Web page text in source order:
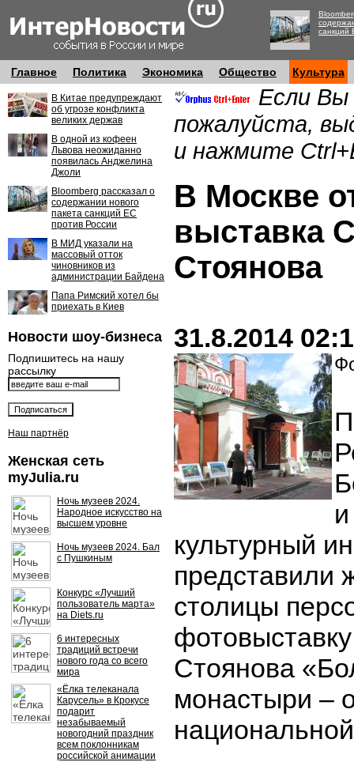
санкций
Главное Политика Экономика Общество Культура
В Китае предупреждают
об угрозе конфликта
великих держав
В одной из кофеен
Львова неожиданно
появилась Анджелина
Джоли
Bloomberg рассказал о
содержании нового
пакета санкций ЕС
против России
В МИД указали на
массовый отток
чиновников из
администрации Байдена
Папа Римский хотел бы
приехать в Киев
Новости шоу-бизнеса
Подпишитесь на нашу
рассылку
Наш партнёр
Женская сеть
myJulia.ru
Ночь музеев 2024.
Народное искусство на
высшем уровне
Ночь музеев 2024. Бал
с Пушкиным
Конкурс «Лучший
пользователь марта»
на Diets.ru
6 интересных
традиций встречи
нового года со всего
мира
«Ёлка телеканала
Карусель» в Крокусе
подарит
незабываемый
новогодний праздник
всем поклонникам
российской анимации
Если Вы
пожалуйста,
и нажмите
В Москве
выставка
Стоянова
31.8.2014
культурный
представили
столицы
Стоянова
монастыри –